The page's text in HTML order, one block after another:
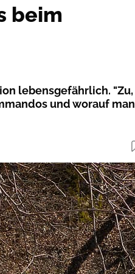
beim
lebensgefährlich. "Zu,
und worauf man